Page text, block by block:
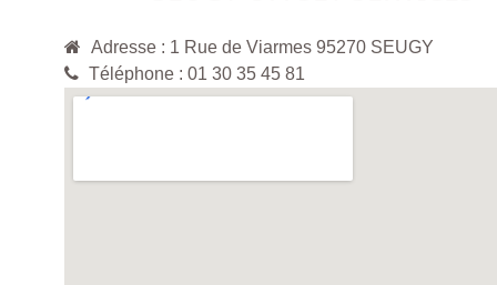
Adresse : 1 Rue de Viarmes 95270 SEUGY
Téléphone : 01 30 35 45 81